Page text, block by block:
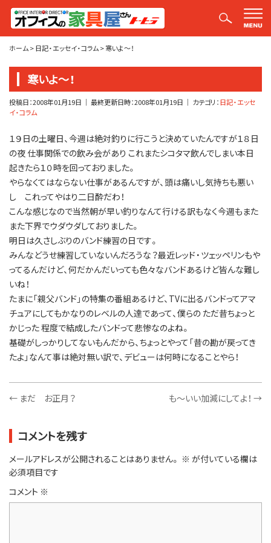
平山社長のブログ【釣りばかり日誌】
ホーム>日記・エッセイ・コラム>寒いよ～！
寒いよ～！
投稿日：2008年01月19日 ｜ 最終更新日時：2008年01月19日 ｜ カテゴリ：日記・エッセ
イ・コラム
１９日の土曜日、今週は絶対釣りに行こうと決めていたんですが１８日
の夜 仕事関係での飲み会があり これまたシコタマ飲んでしまい本日
起きたら１０時を回っておりました。
やらなくてはならない仕事があるんですが、頭は痛いし気持ちも悪い
し これってやはり二日酔だわ！
こんな感じなので当然朝が早い釣りなんて行ける訳もなく今週もまた
また下界でウダウダしておりました。
明日は久さしぶりのバンド練習の日です。
みんなどうせ練習していないんだろうな？最近レッド・ツェッペリンもや
ってるんだけど、何だかんだいっても色々なバンドあるけど皆んな難し
いね！
たまに「親父バンド」の特集の番組あるけど、TVに出るバンドってアマ
チュアにしてもかなりのレベルの人達であって、僕らの ただ昔ちょっと
かじった 程度で結成したバンドって悲惨なのよね。
基礎がしっかりしてないもんだから、ちょっとやって「昔の勘が戻ってき
たよ」なんて事は絶対無い訳で、デビューは何時になることやら！
← まだ お正月？ も～いい加減にしてよ！ →
コメントを残す
メールアドレスが公開されることはありません。 ※ が付いている欄は
必須項目です
コメント ※